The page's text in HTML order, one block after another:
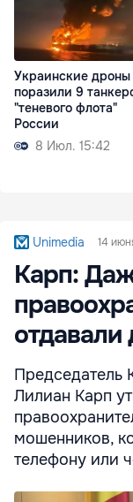
Украинские дроны
поразили 9
"теневого флота"
России
8 Июл. 15:42
Unimedia 14
Карп:
Председатель
Лилиан Карп
мошенников,
телефону или